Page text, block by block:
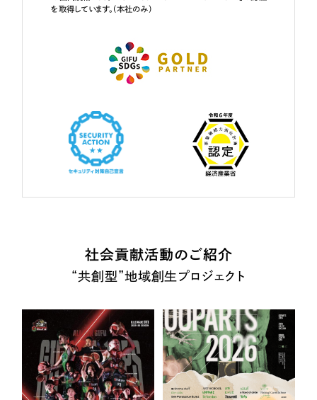
を取得しています。（本社のみ）
社会貢献活動のご紹介
“共創型”地域創生プロジェクト